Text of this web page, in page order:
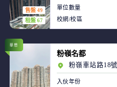
售盤 49
租盤 67
單位數量
校網/校區
華懋
粉嶺名都
粉嶺車站路18號
入伙年份